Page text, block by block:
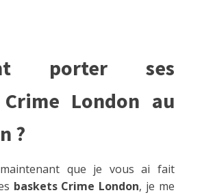
porter ses
London au
?
que je vous ai fait
baskets Crime London, je me